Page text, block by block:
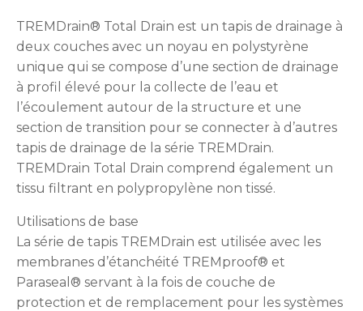
TREMDrain® Total Drain est un tapis de drainage à
deux couches avec un noyau en polystyrène
unique qui se compose d’une section de drainage
à profil élevé pour la collecte de l’eau et
l’écoulement autour de la structure et une
section de transition pour se connecter à d’autres
tapis de drainage de la série TREMDrain.
TREMDrain Total Drain comprend également un
tissu filtrant en polypropylène non tissé.
Utilisations de base
La série de tapis TREMDrain est utilisée avec les
membranes d’étanchéité TREMproof® et
Paraseal® servant à la fois de couche de
protection et de remplacement pour les systèmes